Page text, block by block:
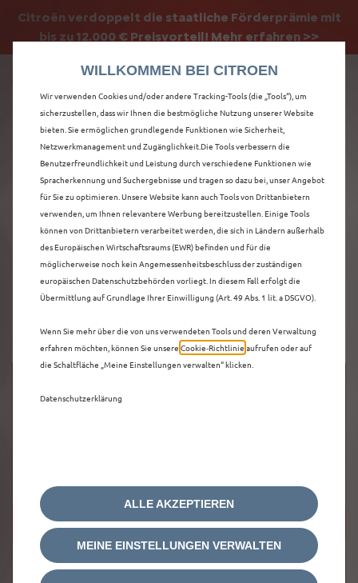
Citroën verdoppelt die staatliche Förderprämie mit
bis zu 12.000 € Preisvorteil! Mehr erfahren >>
Citroën verdoppelt die Förderprämie - 3.000 €
Grundförderung für jeden! Mehr erfahren >>
ENTDECKEN SIE ALLE
Ë-C4 X NEUWAGEN
MIT ELEKTRO
ANTRIEB IN
LEVERKUSEN
Um diese Google Maps-Karte anzuzeigen,
akzeptieren Sie bitte die für
Marketing/Werbung relevanten-Cookies.
WILLKOMMEN BEI CITROEN
Wir verwenden Cookies und/oder andere Tracking-Tools (die „Tools“), um
sicherzustellen, dass wir Ihnen die bestmögliche Nutzung unserer Website
bieten. Sie ermöglichen grundlegende Funktionen wie Sicherheit,
Netzwerkmanagement und Zugänglichkeit.Die Tools verbessern die
Benutzerfreundlichkeit und Leistung durch verschiedene Funktionen wie
Spracherkennung und Suchergebnisse und tragen so dazu bei, unser Angebot
für Sie zu optimieren. Unsere Website kann auch Tools von Drittanbietern
verwenden, um Ihnen relevantere Werbung bereitzustellen. Einige Tools
können von Drittanbietern verarbeitet werden, die sich in Ländern außerhalb
des Europäischen Wirtschaftsraums (EWR) befinden und für die
möglicherweise noch kein Angemessenheitsbeschluss der zuständigen
europäischen Datenschutzbehörden vorliegt. In diesem Fall erfolgt die
Übermittlung auf Grundlage Ihrer Einwilligung (Art. 49 Abs. 1 lit. a DSGVO).
Wenn Sie mehr über die von uns verwendeten Tools und deren Verwaltung
erfahren möchten, können Sie unsere Cookie‑Richtlinie aufrufen oder auf
die Schaltfläche „Meine Einstellungen verwalten“ klicken.
Datenschutzerklärung
MEINE EINSTELLUNGEN VERWALTEN
ALLE AKZEPTIEREN